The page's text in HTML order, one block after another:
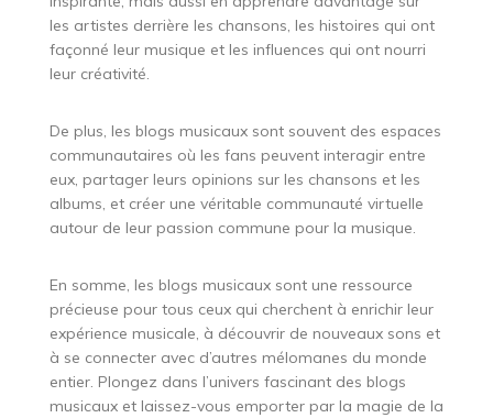
les artistes derrière les chansons, les histoires qui ont
façonné leur musique et les influences qui ont nourri
leur créativité.
De plus, les blogs musicaux sont souvent des espaces
communautaires où les fans peuvent interagir entre
eux, partager leurs opinions sur les chansons et les
albums, et créer une véritable communauté virtuelle
autour de leur passion commune pour la musique.
En somme, les blogs musicaux sont une ressource
précieuse pour tous ceux qui cherchent à enrichir leur
expérience musicale, à découvrir de nouveaux sons et
à se connecter avec d’autres mélomanes du monde
entier. Plongez dans l’univers fascinant des blogs
musicaux et laissez-vous emporter par la magie de la